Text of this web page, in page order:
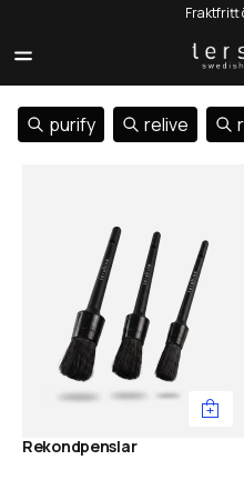
Fraktfritt
Sökresultat för
purify relive
Rekondpenslar